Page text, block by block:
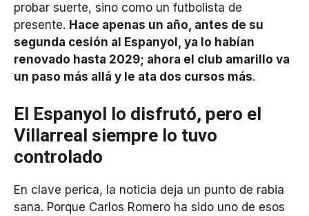
probar suerte, sino como un futbolista de
presente. Hace apenas un año, antes de su
segunda cesión al Espanyol, ya lo habían
renovado hasta 2029; ahora el club amarillo va
un paso más allá y le ata dos cursos más.
El Espanyol lo disfrutó, pero el
Villarreal siempre lo tuvo
controlado
En clave perica, la noticia deja un punto de rabia
sana. Porque Carlos Romero ha sido uno de esos